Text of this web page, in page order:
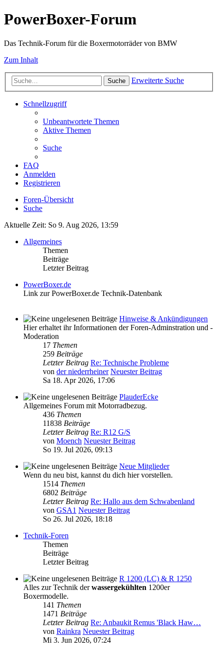
PowerBoxer-Forum
Das Technik-Forum für die Boxermotorräder von BMW
Zum Inhalt
Suche Erweiterte Suche
Schnellzugriff
Unbeantwortete Themen
Aktive Themen
Suche
FAQ
Anmelden
Registrieren
Foren-Übersicht
Suche
Aktuelle Zeit: So 9. Aug 2026, 13:59
Allgemeines
Themen
Beiträge
Letzter Beitrag
PowerBoxer.de
Link zur PowerBoxer.de Technik-Datenbank
Hinweise & Ankündigungen
Hier erhaltet ihr Informationen der Foren-Adminstration und -
Moderation
17 Themen
259 Beiträge
Letzter Beitrag Re: Technische Probleme
von der niederrheiner Neuester Beitrag
Sa 18. Apr 2026, 17:06
PlauderEcke
Allgemeines Forum mit Motorradbezug.
436 Themen
11838 Beiträge
Letzter Beitrag Re: R12 G/S
von Moench Neuester Beitrag
So 19. Jul 2026, 09:13
Neue Mitglieder
Wenn du neu bist, kannst du dich hier vorstellen.
1514 Themen
6802 Beiträge
Letzter Beitrag Re: Hallo aus dem Schwabenland
von GSA1 Neuester Beitrag
So 26. Jul 2026, 18:18
Technik-Foren
Themen
Beiträge
Letzter Beitrag
R 1200 (LC) & R 1250
Alles zur Technik derwassergekühlten 1200er
Boxermodelle.
141 Themen
1471 Beiträge
Letzter Beitrag Re: Anbaukit Remus 'Black Haw…
von Rainkra Neuester Beitrag
Mi 3. Jun 2026, 07:24